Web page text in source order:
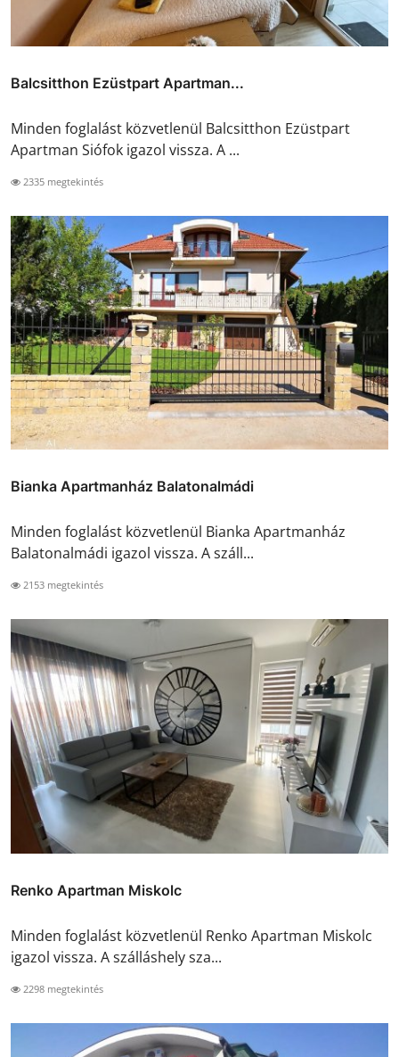
Balcsitthon Ezüstpart Apartman...
Minden foglalást közvetlenül Balcsitthon Ezüstpart
Apartman Siófok igazol vissza. A ...
2335 megtekintés
Bianka Apartmanház Balatonalmádi
Minden foglalást közvetlenül Bianka Apartmanház
Balatonalmádi igazol vissza. A száll...
2153 megtekintés
Renko Apartman Miskolc
Minden foglalást közvetlenül Renko Apartman Miskolc
igazol vissza. A szálláshely sza...
2298 megtekintés